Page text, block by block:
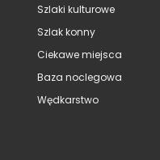
Szlaki kulturowe
Szlak konny
Ciekawe miejsca
Baza noclegowa
Wędkarstwo